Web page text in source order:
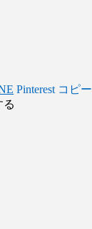
Pinterest コピー
る